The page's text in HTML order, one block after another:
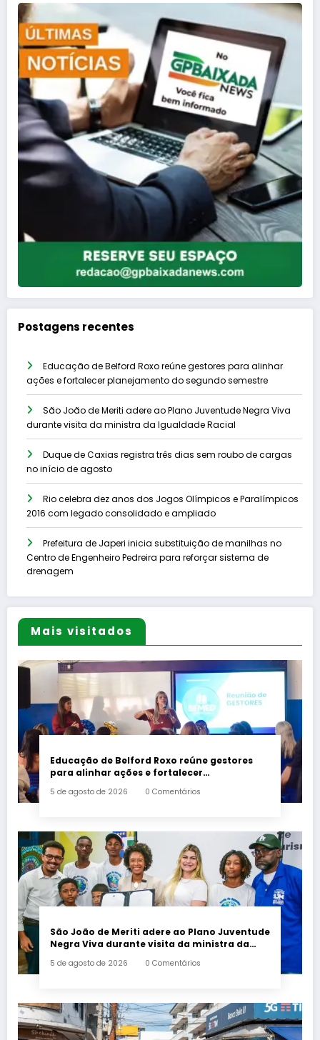
Postagens recentes
Educação de Belford Roxo reúne gestores para alinhar
ações e fortalecer planejamento do segundo semestre
São João de Meriti adere ao Plano Juventude Negra Viva
durante visita da ministra da Igualdade Racial
Duque de Caxias registra três dias sem roubo de cargas
no início de agosto
Rio celebra dez anos dos Jogos Olímpicos e Paralímpicos
2016 com legado consolidado e ampliado
Prefeitura de Japeri inicia substituição de manilhas no
Centro de Engenheiro Pedreira para reforçar sistema de
drenagem
Mais visitados
Educação de Belford Roxo reúne gestores
para alinhar ações e fortalecer
5 de agosto de 2026 0 Comentários
São João de Meriti adere ao Plano Juventude
Negra Viva durante visita da ministra da
5 de agosto de 2026 0 Comentários